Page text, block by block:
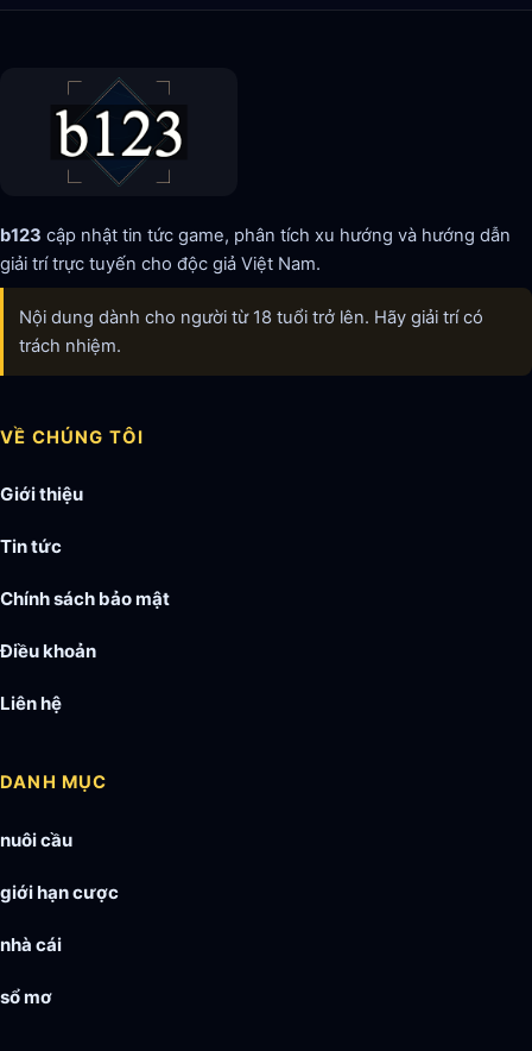
b123 cập nhật tin tức game, phân tích xu hướng và hướng dẫn
giải trí trực tuyến cho độc giả Việt Nam.
Nội dung dành cho người từ 18 tuổi trở lên. Hãy giải trí có
trách nhiệm.
VỀ CHÚNG TÔI
Giới thiệu
Tin tức
Chính sách bảo mật
Điều khoản
Liên hệ
DANH MỤC
nuôi cầu
giới hạn cược
nhà cái
sổ mơ